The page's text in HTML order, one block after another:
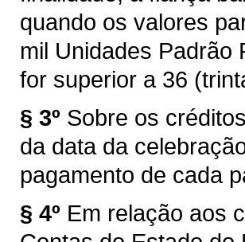
quando os valores
mil Unidades Padrão
for superior a 36
§ 3º Sobre os
da data da
pagamento de cada
§ 4º Em relação aos